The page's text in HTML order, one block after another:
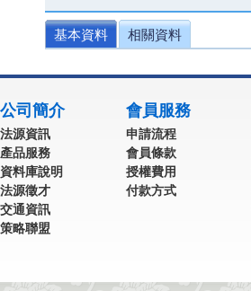
基本資料 相關資料
公司簡介
法源資訊
產品服務
資料庫說明
法源徵才
交通資訊
策略聯盟
會員服務
申請流程
會員條款
授權費用
付款方式